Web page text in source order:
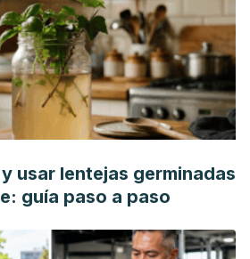
usar lentejas germinadas
guía paso a paso